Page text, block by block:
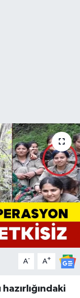
A- A+